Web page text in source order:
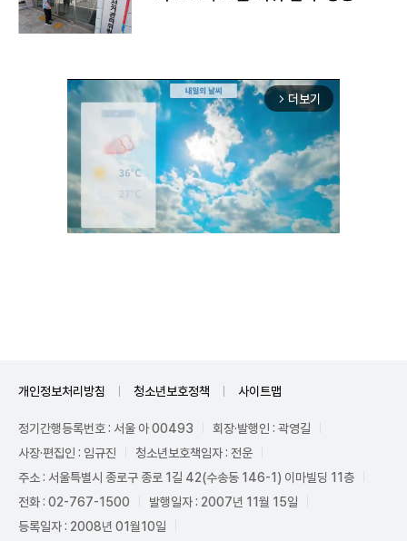
arrow_forward_ios 더보기
개인정보처리방침 청소년보호정책 사이트맵
정기간행등록번호 : 서울 아 00493
회장·발행인 : 곽영길
사장·편집인 : 임규진
청소년보호책임자 : 전운
주소 : 서울특별시 종로구 종로 1길 42(수송동 146-1) 이마빌딩 11층
전화 : 02-767-1500
발행일자 : 2007년 11월 15일
등록일자 : 2008년 01월10일